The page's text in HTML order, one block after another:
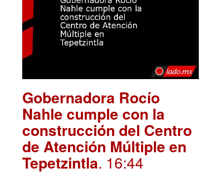
Gobernadora Rocío
Nahle cumple con la
construcción del Centro
de Atención Múltiple en
Tepetzintla. 16:44